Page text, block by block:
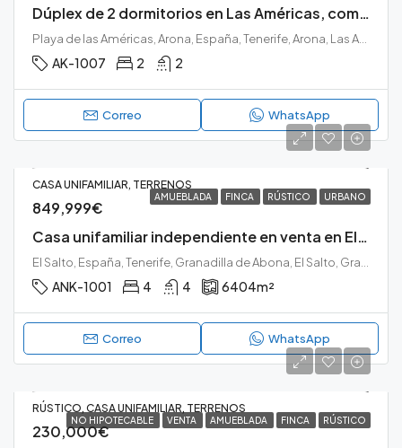
Dúplex de 2 dormitorios en Las Américas, complejo Altamar
AK-1007 2 2
Correo WhatsApp
AMUEBLADA FINCA RÚSTICO URBANO
CASA UNIFAMILIAR, TERRENOS
849,999€
Casa unifamiliar independiente en venta en El Salto, Granadilla
ANK-1001 4 4 6404m²
Correo WhatsApp
NO HIPOTECABLE VENTA AMUEBLADA FINCA RÚSTICO
RÚSTICO, CASA UNIFAMILIAR, TERRENOS
230,000€